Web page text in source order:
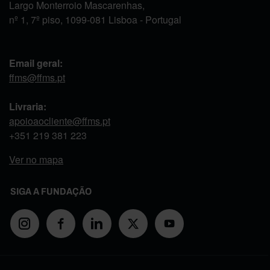
Largo Monterroio Mascarenhas,
nº 1, 7º piso, 1099-081 Lisboa - Portugal
Email geral:
ffms@ffms.pt
Livraria:
apoioaocliente@ffms.pt
+351 219 381 223
Ver no mapa
SIGA A FUNDAÇÃO